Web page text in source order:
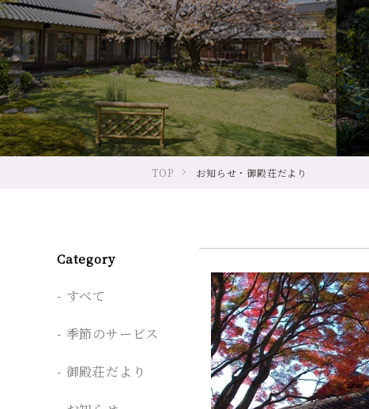
TOP お知らせ・御殿荘だより
Category
すべて
季節のサービス
御殿荘だより